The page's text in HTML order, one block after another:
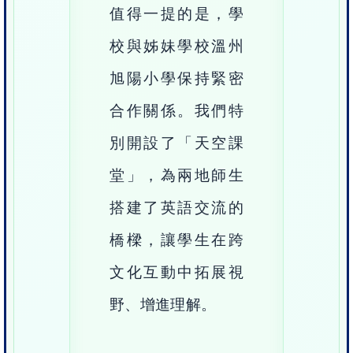
值得一提的是，學
校與姊妹學校溫州
旭陽小學保持緊密
合作關係。我們特
別開設了「天空課
堂」，為兩地師生
搭建了英語交流的
橋樑，讓學生在跨
文化互動中拓展視
野、增進理解。